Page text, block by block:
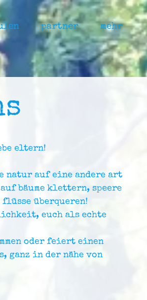
partner mehr
eltern!
natur auf eine andere art
bäume klettern, speere
überqueren!
euch als echte
oder feiert einen
ganz in der nähe von